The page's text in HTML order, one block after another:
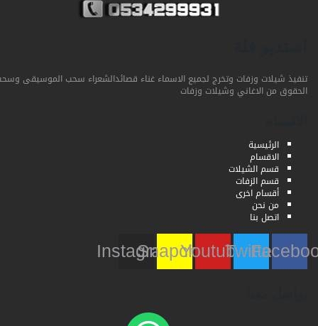
تنفيذ شيلات وزفات وتخرج لجميع الاسماء غناء قصائدالشعراء سحب الموسيقى وسحب
الحقوق من الاغاني وشيلات وزفات
الرئيسية
الاقسام
قسم الشيلات
قسم الزفات
أقسام اخرى
من نحن
اتصل بنا
Twitter
Youtube
Snapchat
Instagram